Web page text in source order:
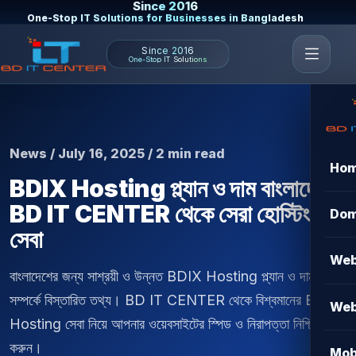
Since 2016
One-Stop IT Solutions for Businesses in Bangladesh
Since 2016
One-Stop IT Solutions
News / July 16, 2025 / 2 min read
BDIX Hosting প্ল্যান ও দাম বাংলাদেশ |
BD IT CENTER থেকে সেরা হোস্টিং
সেবা
বাংলাদেশের জন্য সাশ্রয়ী ও উন্নত BDIX Hosting প্ল্যান ও দাম
সম্পর্কে বিস্তারিত তথ্য। BD IT CENTER থেকে বিশ্বমানের BDIX
Hosting সেবা নিয়ে আপনার ওয়েবসাইটের স্পিড ও নিরাপত্তা নিশ্চিত
করুন।